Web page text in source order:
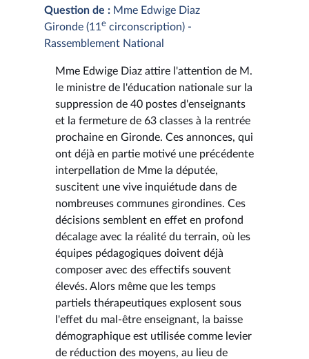
Question de : Mme Edwige Diaz
Gironde (11 e circonscription) -
Rassemblement National
Mme Edwige Diaz attire l'attention de M.
le ministre de l'éducation nationale sur la
suppression de 40 postes d'enseignants
et la fermeture de 63 classes à la rentrée
prochaine en Gironde. Ces annonces, qui
ont déjà en partie motivé une précédente
interpellation de Mme la députée,
suscitent une vive inquiétude dans de
nombreuses communes girondines. Ces
décisions semblent en effet en profond
décalage avec la réalité du terrain, où les
équipes pédagogiques doivent déjà
composer avec des effectifs souvent
élevés. Alors même que les temps
partiels thérapeutiques explosent sous
l'effet du mal-être enseignant, la baisse
démographique est utilisée comme levier
de réduction des moyens, au lieu de